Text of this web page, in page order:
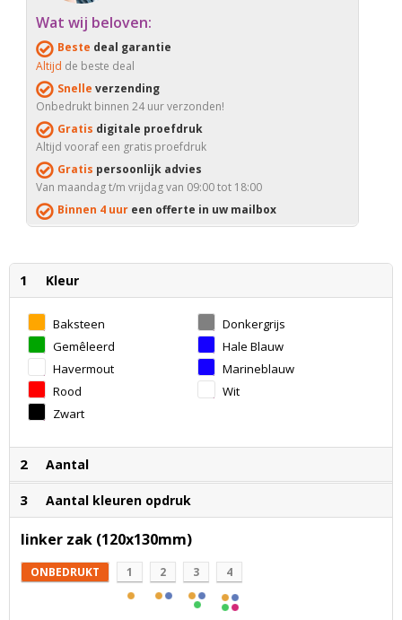
Wat wij beloven:
Beste deal garantie
Altijd de beste deal
Snelle verzending
Onbedrukt binnen 24 uur verzonden!
Gratis digitale proefdruk
Altijd vooraf een gratis proefdruk
Gratis persoonlijk advies
Van maandag t/m vrijdag van 09:00 tot 18:00
Binnen 4 uur een offerte in uw mailbox
1 Kleur
Baksteen
Donkergrijs
Gemêleerd
Groen
Hale Blauw
Havermout
Marineblauw
Rood
Wit
Zwart
2 Aantal
3 Aantal kleuren opdruk
linker zak (120x130mm)
ONBEDRUKT 1 2 3 4